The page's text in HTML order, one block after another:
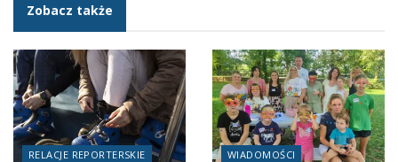
Zobacz także
RELACJE REPORTERSKIE WIADOMOŚCI